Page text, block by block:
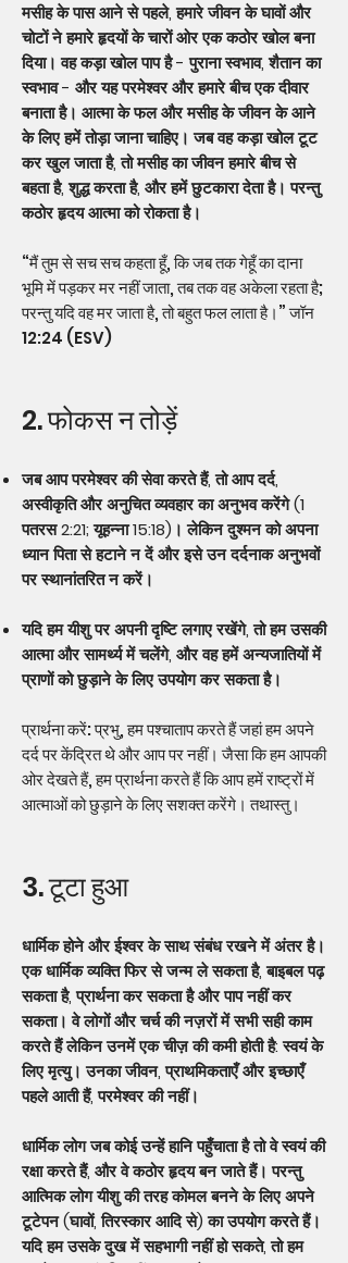
मसीह के पास आने से पहले, हमारे जीवन के घावों और
चोटों ने हमारे हृदयों के चारों ओर एक कठोर खोल बना
दिया। वह कड़ा खोल पाप है - पुराना स्वभाव, शैतान का
स्वभाव - और यह परमेश्वर और हमारे बीच एक दीवार
बनाता है। आत्मा के फल और मसीह के जीवन के आने
के लिए हमें तोड़ा जाना चाहिए। जब वह कड़ा खोल टूट
कर खुल जाता है, तो मसीह का जीवन हमारे बीच से
बहता है, शुद्ध करता है, और हमें छुटकारा देता है। परन्तु
कठोर हृदय आत्मा को रोकता है।
“मैं तुम से सच सच कहता हूँ, कि जब तक गेहूँ का दाना
भूमि में पड़कर मर नहीं जाता, तब तक वह अकेला रहता है;
परन्तु यदि वह मर जाता है, तो बहुत फल लाता है।” जॉन
12:24 (ESV)
2. फोकस न तोड़ें
जब आप परमेश्वर की सेवा करते हैं, तो आप दर्द,
अस्वीकृति और अनुचित व्यवहार का अनुभव करेंगे (1
पतरस 2:21; यूहन्ना 15:18)। लेकिन दुश्मन को अपना
ध्यान पिता से हटाने न दें और इसे उन दर्दनाक अनुभवों
पर स्थानांतरित न करें।
यदि हम यीशु पर अपनी दृष्टि लगाए रखेंगे, तो हम उसकी
आत्मा और सामर्थ्य में चलेंगे, और वह हमें अन्यजातियों में
प्राणों को छुड़ाने के लिए उपयोग कर सकता है।
प्रार्थना करें: प्रभु, हम पश्चाताप करते हैं जहां हम अपने
दर्द पर केंद्रित थे और आप पर नहीं। जैसा कि हम आपकी
ओर देखते हैं, हम प्रार्थना करते हैं कि आप हमें राष्ट्रों में
आत्माओं को छुड़ाने के लिए सशक्त करेंगे। तथास्तु।
3. टूटा हुआ
धार्मिक होने और ईश्वर के साथ संबंध रखने में अंतर है।
एक धार्मिक व्यक्ति फिर से जन्म ले सकता है, बाइबल पढ़
सकता है, प्रार्थना कर सकता है और पाप नहीं कर
सकता। वे लोगों और चर्च की नज़रों में सभी सही काम
करते हैं लेकिन उनमें एक चीज़ की कमी होती है: स्वयं के
लिए मृत्यु। उनका जीवन, प्राथमिकताएँ और इच्छाएँ
पहले आती हैं, परमेश्वर की नहीं।
धार्मिक लोग जब कोई उन्हें हानि पहुँचाता है तो वे स्वयं की
रक्षा करते हैं, और वे कठोर हृदय बन जाते हैं। परन्तु
आत्मिक लोग यीशु की तरह कोमल बनने के लिए अपने
टूटेपन (घावों, तिरस्कार आदि से) का उपयोग करते हैं।
यदि हम उसके दुख में सहभागी नहीं हो सकते, तो हम